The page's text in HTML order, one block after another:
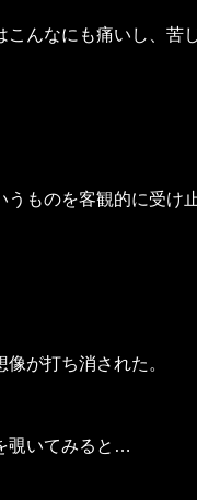
んなにも痛いし、苦
ものを客観的に受け
像が打ち消された。
覗いてみると…